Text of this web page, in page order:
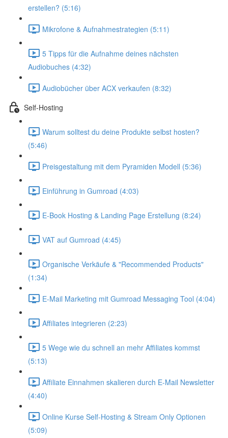
erstellen? (5:16)
Mikrofone & Aufnahmestrategien (5:11)
5 Tipps für die Aufnahme deines nächsten
Audiobuches (4:32)
Audiobücher über ACX verkaufen (8:32)
Self-Hosting
Warum solltest du deine Produkte selbst hosten?
(5:46)
Preisgestaltung mit dem Pyramiden Modell (5:36)
Einführung in Gumroad (4:03)
E-Book Hosting & Landing Page Erstellung (8:24)
VAT auf Gumroad (4:45)
Organische Verkäufe & "Recommended Products"
(1:34)
E-Mail Marketing mit Gumroad Messaging Tool (4:04)
Affiliates integrieren (2:23)
5 Wege wie du schnell an mehr Affiliates kommst
(5:13)
Affiliate Einnahmen skalieren durch E-Mail Newsletter
(4:40)
Online Kurse Self-Hosting & Stream Only Optionen
(5:09)